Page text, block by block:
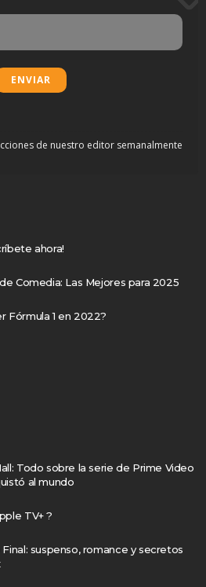
de nuestro editor semanalmente
ahora!
Comedia: Las Mejores para 2025
Fórmula 1 en 2022?
Todo sobre la serie de Prime Video
al mundo
TV+ ?
suspenso, romance y secretos